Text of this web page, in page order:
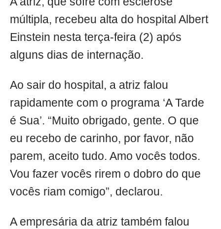
múltipla, recebeu alta do hospital Albert
Einstein nesta terça-feira (2) após
alguns dias de internação.
Ao sair do hospital, a atriz falou
rapidamente com o programa ‘A Tarde
é Sua’. “Muito obrigado, gente. O que
eu recebo de carinho, por favor, não
parem, aceito tudo. Amo vocês todos.
Vou fazer vocês rirem o dobro do que
vocês riam comigo”, declarou.
A empresária da atriz também falou